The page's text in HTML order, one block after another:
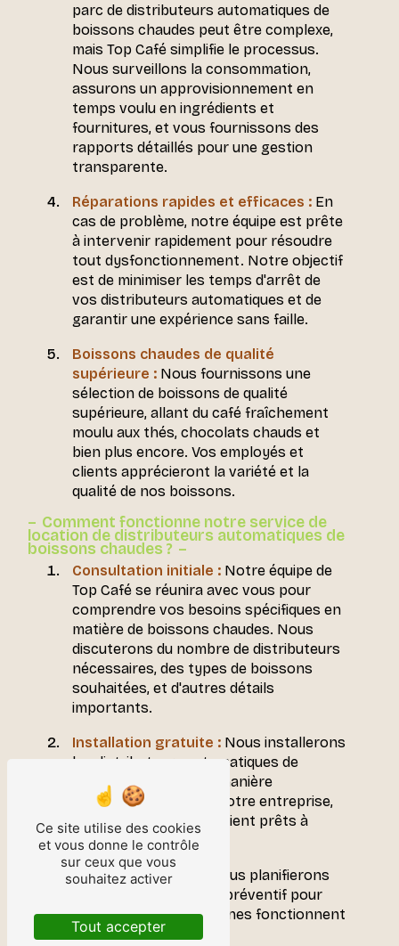
parc de distributeurs automatiques de
boissons chaudes peut être complexe,
mais Top Café simplifie le processus.
Nous surveillons la consommation,
assurons un approvisionnement en
temps voulu en ingrédients et
fournitures, et vous fournissons des
rapports détaillés pour une gestion
transparente.
Réparations rapides et efficaces : En
cas de problème, notre équipe est prête
à intervenir rapidement pour résoudre
tout dysfonctionnement. Notre objectif
est de minimiser les temps d'arrêt de
vos distributeurs automatiques et de
garantir une expérience sans faille.
Boissons chaudes de qualité
supérieure : Nous fournissons une
sélection de boissons de qualité
supérieure, allant du café fraîchement
moulu aux thés, chocolats chauds et
bien plus encore. Vos employés et
clients apprécieront la variété et la
qualité de nos boissons.
Comment fonctionne notre service de
location de distributeurs automatiques de
boissons chaudes ?
Consultation initiale : Notre équipe de
Top Café se réunira avec vous pour
comprendre vos besoins spécifiques en
matière de boissons chaudes. Nous
discuterons du nombre de distributeurs
nécessaires, des types de boissons
souhaitées, et d'autres détails
importants.
Installation gratuite : Nous installerons
les distributeurs automatiques de
boissons chaudes de manière
professionnelle dans votre entreprise,
en veillant à ce qu'ils soient prêts à
l'emploi.
Entretien régulier :
Nous planifierons
des visites d'entretien préventif pour
garantir que vos machines fonctionnent
de manière optimale.
Ce site utilise des cookies
et vous donne le contrôle
sur ceux que vous
souhaitez activer
Tout accepter